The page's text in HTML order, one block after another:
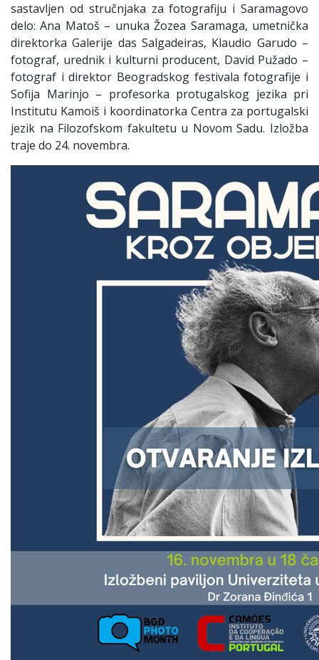
sastavljen od stručnjaka za fotografiju i Saramagovo
delo: Ana Matoš – unuka Žozea Saramaga, umetnička
direktorka Galerije das Salgadeiras, Klaudio Garudo –
fotograf, urednik i kulturni producent, David Pužado –
fotograf i direktor Beogradskog festivala fotografije i
Sofija Marinjo – profesorka protugalskog jezika pri
Institutu Kamoiš i koordinatorka Centra za portugalski
jezik na Filozofskom fakultetu u Novom Sadu. Izložba
traje do 24. novembra.